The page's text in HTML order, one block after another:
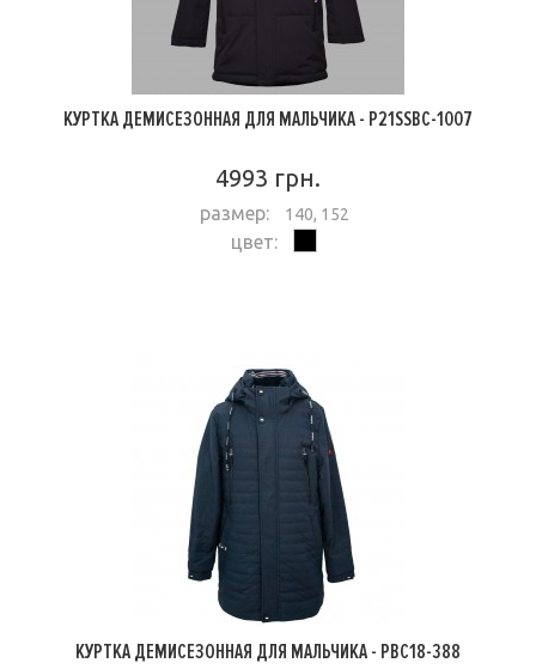
КУРТКА ДЕМИСЕЗОННАЯ ДЛЯ МАЛЬЧИКА - P21SSBC-1007
4993 грн.
размер: 140, 152
цвет:
КУРТКА ДЕМИСЕЗОННАЯ ДЛЯ МАЛЬЧИКА - PBC18-388